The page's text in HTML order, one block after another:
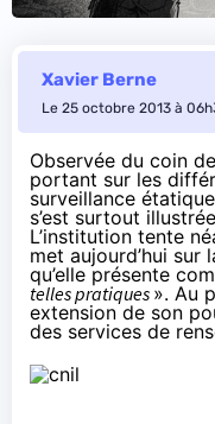
Xavier Berne
Le 25 octobre 2013 à
Observée du coin
portant sur les
surveillance
s’est surtout
L’institution tente
met aujourd’hui sur
qu’elle présente
telles pratiques ». Au
extension de son
des services de